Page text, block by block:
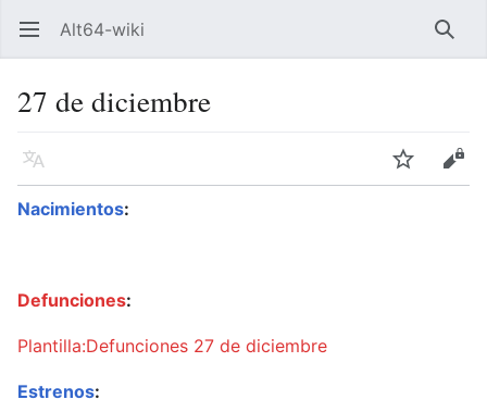
Abrir menú principal Alt64-wiki
27 de diciembre
Idioma Vigilar
Editar
Nacimientos:
Defunciones:
Plantilla:Defunciones 27 de diciembre
Estrenos: